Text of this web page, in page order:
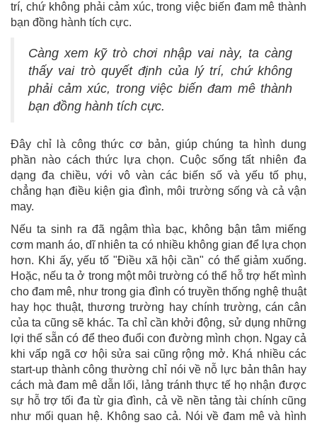
trí, chứ không phải cảm xúc, trong việc biến đam mê thành
bạn đồng hành tích cực.
Càng xem kỹ trò chơi nhập vai này, ta càng
thấy vai trò quyết định của lý trí, chứ không
phải cảm xúc, trong việc biến đam mê thành
bạn đồng hành tích cực.
Đây chỉ là công thức cơ bản, giúp chúng ta hình dung
phần nào cách thức lựa chọn. Cuộc sống tất nhiên đa
dạng đa chiều, với vô vàn các biến số và yếu tố phụ,
chẳng hạn điều kiện gia đình, môi trường sống và cả vận
may.
Nếu ta sinh ra đã ngậm thìa bạc, không bận tâm miếng
cơm manh áo, dĩ nhiên ta có nhiều không gian để lựa chọn
hơn. Khi ấy, yếu tố "Điều xã hội cần" có thể giảm xuống.
Hoặc, nếu ta ở trong một môi trường có thể hỗ trợ hết mình
cho đam mê, như trong gia đình có truyền thống nghệ thuật
hay học thuật, thương trường hay chính trường, cán cân
của ta cũng sẽ khác. Ta chỉ cần khởi động, sử dụng những
lợi thế sẵn có để theo đuổi con đường mình chọn. Ngay cả
khi vấp ngã cơ hội sửa sai cũng rộng mở. Khá nhiều các
start-up thành công thường chỉ nói về nỗ lực bản thân hay
cách mà đam mê dẫn lối, lảng tránh thực tế họ nhận được
sự hỗ trợ tối đa từ gia đình, cả về nền tảng tài chính cũng
như mối quan hệ. Không sao cả. Nói về đam mê và hình